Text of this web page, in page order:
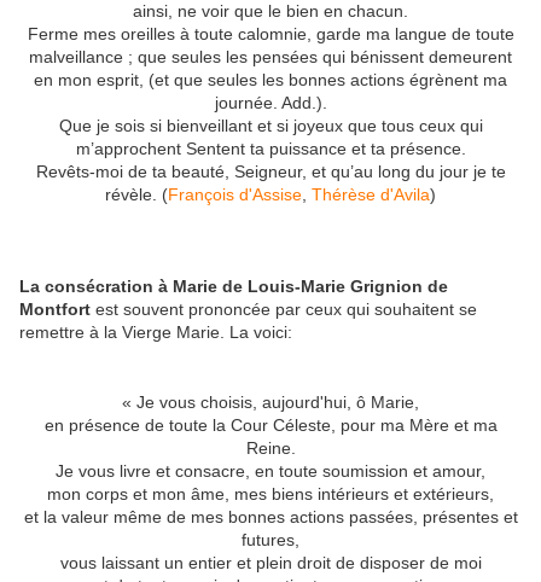
ainsi, ne voir que le bien en chacun.
Ferme mes oreilles à toute calomnie, garde ma langue de toute
malveillance ; que seules les pensées qui bénissent demeurent
en mon esprit, (et que seules les bonnes actions égrènent ma
journée. Add.).
Que je sois si bienveillant et si joyeux que tous ceux qui
m’approchent Sentent ta puissance et ta présence.
Revêts-moi de ta beauté, Seigneur, et qu’au long du jour je te
révèle. (François d'Assise Thérèse d'Avila)
La consécration à Marie de Louis-Marie Grignion de
Montfort est souvent prononcée par ceux qui souhaitent se
remettre à la Vierge Marie. La voici:
« Je vous choisis, aujourd'hui, ô Marie,
en présence de toute la Cour Céleste, pour ma Mère et ma
Reine.
Je vous livre et consacre, en toute soumission et amour,
mon corps et mon âme, mes biens intérieurs et extérieurs,
et la valeur même de mes bonnes actions passées, présentes et
futures,
vous laissant un entier et plein droit de disposer de moi